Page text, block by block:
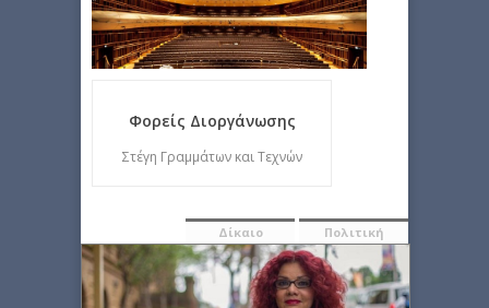
Φορείς Διοργάνωσης
Στέγη Γραμμάτων και Τεχνών
Πολιτική
Δίκαιο